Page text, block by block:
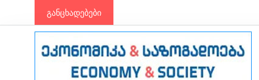
განცხადებები